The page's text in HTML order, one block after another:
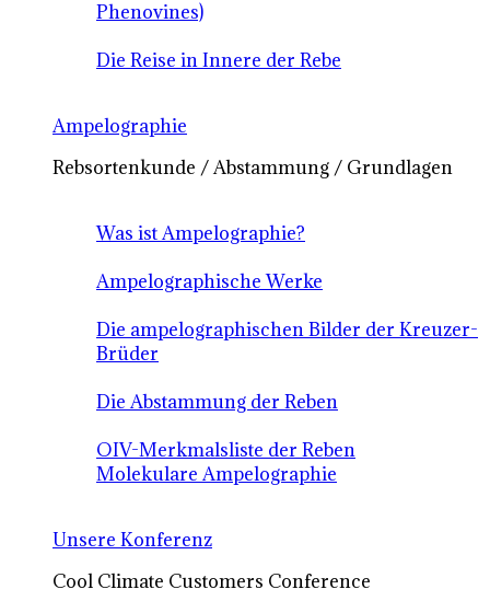
Phenovines)
Die Reise in Innere der Rebe
Ampelographie
Rebsortenkunde / Abstammung / Grundlagen
Was ist Ampelographie?
Ampelographische Werke
Die ampelographischen Bilder der Kreuzer-
Brüder
Die Abstammung der Reben
OIV-Merkmalsliste der Reben
Molekulare Ampelographie
Unsere Konferenz
Cool Climate Customers Conference